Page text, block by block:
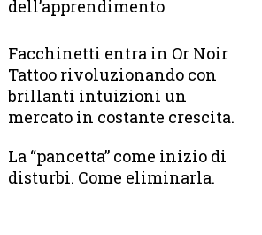
dell’apprendimento
Facchinetti entra in Or Noir
Tattoo rivoluzionando con
brillanti intuizioni un
mercato in costante crescita.
La “pancetta” come inizio di
disturbi. Come eliminarla.